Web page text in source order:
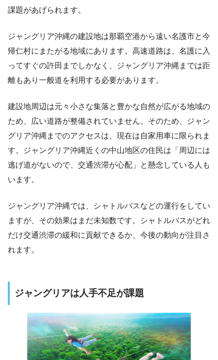
課題があげられます。
ジャングリア沖縄の建設地は那覇空港から遠い名護市と今
帰仁村にまたがる地域にあります。高速道路は、名護に入
ってすぐの許田までしかなく、ジャングリア沖縄までは距
離もあり一般道を利用する必要があります。
建設地周辺は元々小さな集落と豊かな自然が広がる地域の
ため、広い道路が整備されていません。そのため、ジャン
グリア沖縄までのアクセスは、現在は自家用車に限られま
す。ジャングリア沖縄近くの中山地区の住民は「周辺には
逃げ道がないので、交通渋滞が心配」と懸念している人も
います。
ジャングリア沖縄では、シャトルバスなどの運行をしてい
ますが、その効果はまだ未知数です。シャトルバスがどれ
だけ交通渋滞の緩和に貢献できるか、今後の動向が注目さ
れます。
ジャングリアは人手不足が課題